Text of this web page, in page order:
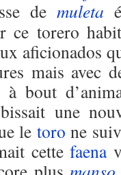
de muleta
ce torero
aficionados
mais avec
bout
une
le toro ne
cettefaena